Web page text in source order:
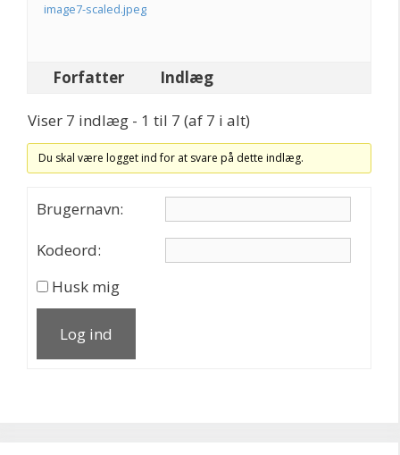
image7-scaled.jpeg
Forfatter Indlæg
Viser 7 indlæg - 1 til 7 (af 7 i alt)
Du skal være logget ind for at svare på dette indlæg.
Brugernavn:
Kodeord:
Husk mig
Log ind